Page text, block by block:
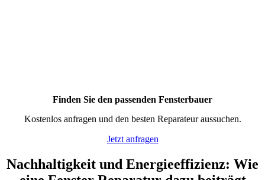
Finden Sie den passenden Fensterbauer
Kostenlos anfragen und den besten Reparateur aussuchen.
Jetzt anfragen
Nachhaltigkeit und Energieeffizienz: Wie